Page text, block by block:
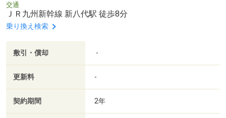
交通
ＪＲ九州新幹線 新八代駅 徒歩8分
乗り換え検索
敷引・償却 -
更新料 -
契約期間 2年